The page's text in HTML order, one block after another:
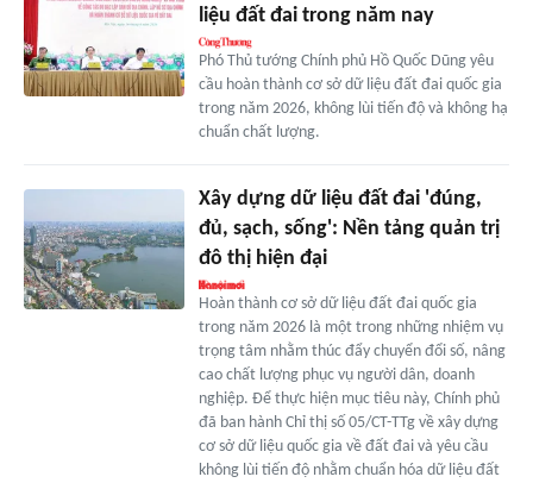
liệu đất đai trong năm nay
Phó Thủ tướng Chính phủ Hồ Quốc Dũng yêu
cầu hoàn thành cơ sở dữ liệu đất đai quốc gia
trong năm 2026, không lùi tiến độ và không hạ
chuẩn chất lượng.
Xây dựng dữ liệu đất đai 'đúng,
đủ, sạch, sống': Nền tảng quản trị
đô thị hiện đại
Hoàn thành cơ sở dữ liệu đất đai quốc gia
trong năm 2026 là một trong những nhiệm vụ
trọng tâm nhằm thúc đẩy chuyển đổi số, nâng
cao chất lượng phục vụ người dân, doanh
nghiệp. Để thực hiện mục tiêu này, Chính phủ
đã ban hành Chỉ thị số 05/CT-TTg về xây dựng
cơ sở dữ liệu quốc gia về đất đai và yêu cầu
không lùi tiến độ nhằm chuẩn hóa dữ liệu đất